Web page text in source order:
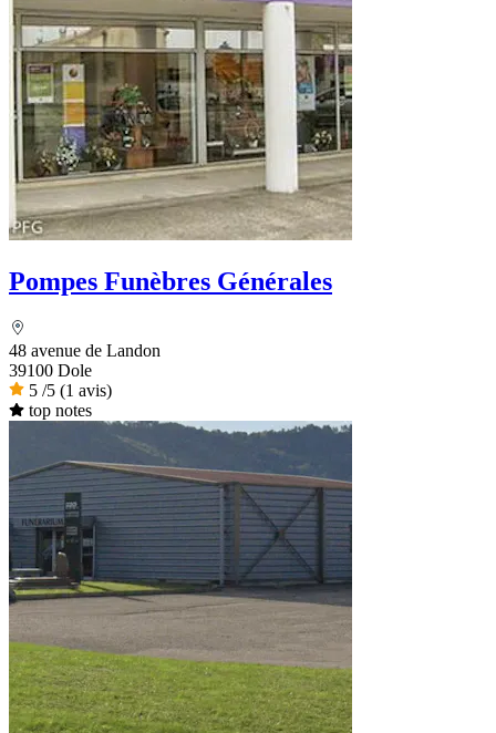
Pompes Funèbres Générales
48 avenue de Landon
39100 Dole
5 /5 (1 avis)
top notes